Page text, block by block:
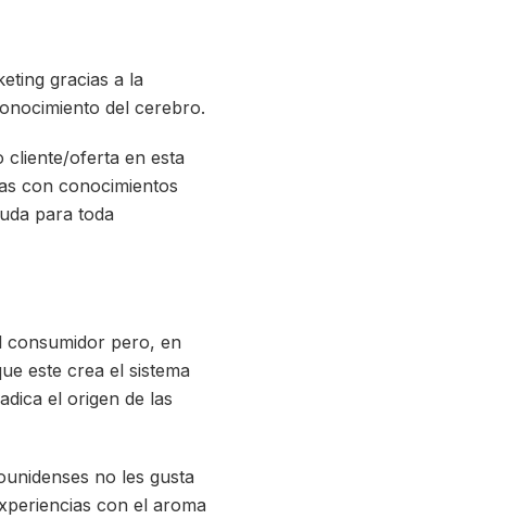
gracias a la
del cerebro.
cliente/oferta en esta
con conocimientos
para toda
consumidor pero, en
este crea el sistema
el origen de las
no les gusta
con el aroma